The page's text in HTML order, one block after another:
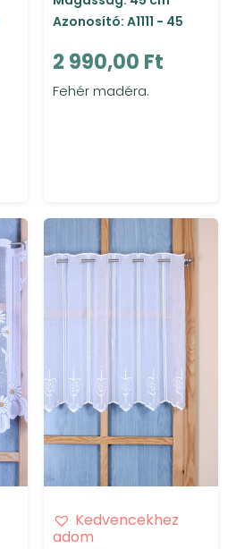
Azonosító: A1111 - 45
2 990,00 Ft
Fehér madéra.
Kedvencekhez
adom